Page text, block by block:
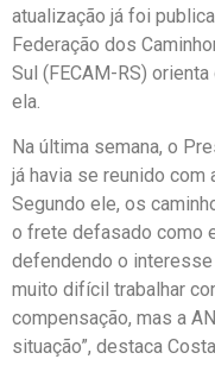
atualização já foi
Federação dos
Sul (FECAM-RS)
ela.
Na última semana, o
já havia se reunido com
Segundo ele, os
o frete defasado como
defendendo o
muito difícil trabalhar
compensação, mas a
situação”, destaca